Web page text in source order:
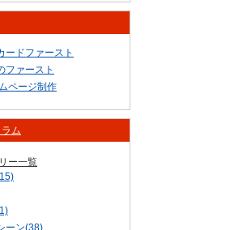
ードファースト
ファースト
ページ制作
ム
ー一覧
ーン(38)